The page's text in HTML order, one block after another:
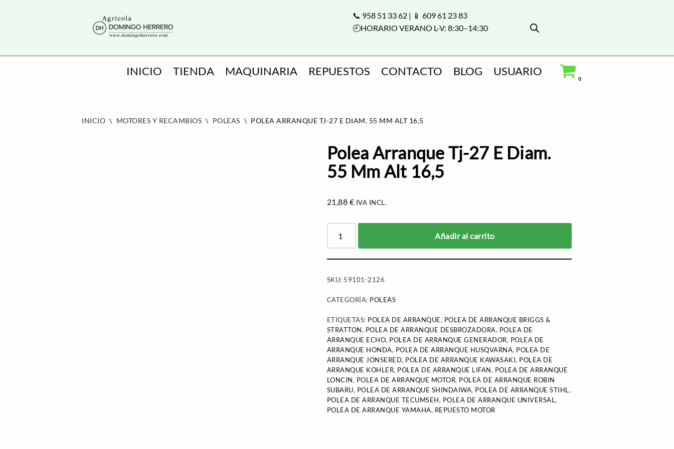
📞 958 51 33 62 | 📱 609 61 23 83
🕘HORARIO VERANO L-V: 8:30–14:30
INICIO TIENDA MAQUINARIA REPUESTOS CONTACTO BLOG USUARIO
0
INICIO \ MOTORES Y RECAMBIOS \ POLEAS \ POLEA ARRANQUE TJ-27 E DIAM. 55 MM ALT 16,5
Polea Arranque Tj-27 E Diam.
55 Mm Alt 16,5
21,88 € IVA INCL.
Añadir al carrito
SKU: 59101-2126
CATEGORÍA: POLEAS
ETIQUETAS: POLEA DE ARRANQUE, POLEA DE ARRANQUE BRIGGS &
STRATTON, POLEA DE ARRANQUE DESBROZADORA, POLEA DE
ARRANQUE ECHO, POLEA DE ARRANQUE GENERADOR, POLEA DE
ARRANQUE HONDA, POLEA DE ARRANQUE HUSQVARNA, POLEA DE
ARRANQUE JONSERED, POLEA DE ARRANQUE KAWASAKI, POLEA DE
ARRANQUE KOHLER, POLEA DE ARRANQUE LIFAN, POLEA DE ARRANQUE
LONCIN, POLEA DE ARRANQUE MOTOR, POLEA DE ARRANQUE ROBIN
SUBARU, POLEA DE ARRANQUE SHINDAIWA, POLEA DE ARRANQUE STIHL,
POLEA DE ARRANQUE TECUMSEH, POLEA DE ARRANQUE UNIVERSAL,
POLEA DE ARRANQUE YAMAHA, REPUESTO MOTOR